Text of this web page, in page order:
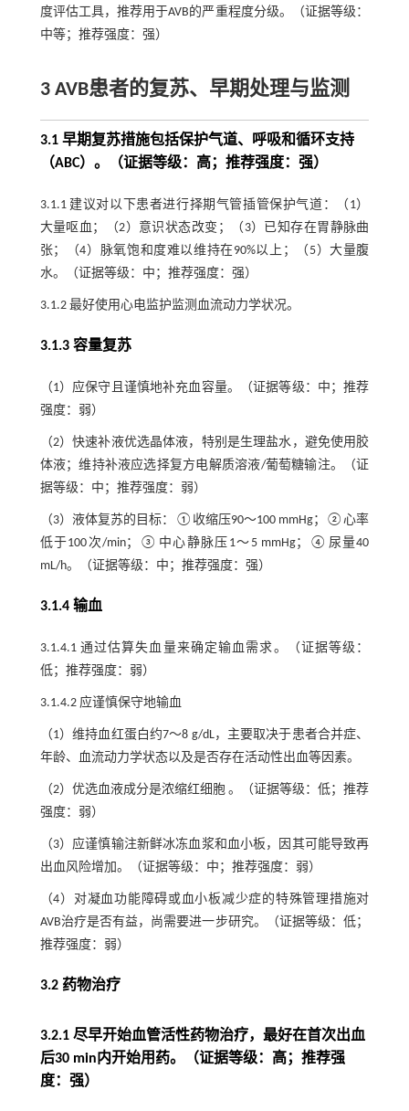
度评估工具，推荐用于AVB的严重程度分级。（证据等级：
中等；推荐强度：强）
3 AVB患者的复苏、早期处理与监测
3.1 早期复苏措施包括保护气道、呼吸和循环支持
（ABC）。（证据等级：高；推荐强度：强）
3.1.1 建议对以下患者进行择期气管插管保护气道：（1）
大量呕血；（2）意识状态改变；（3）已知存在胃静脉曲
张；（4）脉氧饱和度难以维持在90%以上；（5）大量腹
水。（证据等级：中；推荐强度：强）
3.1.2 最好使用心电监护监测血流动力学状况。
3.1.3 容量复苏
（1）应保守且谨慎地补充血容量。（证据等级：中；推荐
强度：弱）
（2）快速补液优选晶体液，特别是生理盐水，避免使用胶
体液；维持补液应选择复方电解质溶液/葡萄糖输注。（证
据等级：中；推荐强度：弱）
（3）液体复苏的目标：①收缩压90～100 mmHg；②心率
低于100次/min；③中心静脉压1～5 mmHg；④尿量40
mL/h。（证据等级：中；推荐强度：强）
3.1.4 输血
3.1.4.1 通过估算失血量来确定输血需求。（证据等级：
低；推荐强度：弱）
3.1.4.2 应谨慎保守地输血
（1）维持血红蛋白约7～8 g/dL，主要取决于患者合并症、
年龄、血流动力学状态以及是否存在活动性出血等因素。
（2）优选血液成分是浓缩红细胞 。（证据等级：低；推荐
强度：弱）
（3）应谨慎输注新鲜冰冻血浆和血小板，因其可能导致再
出血风险增加。（证据等级：中；推荐强度：弱）
（4）对凝血功能障碍或血小板减少症的特殊管理措施对
AVB治疗是否有益，尚需要进一步研究。（证据等级：低；
推荐强度：弱）
3.2 药物治疗
3.2.1 尽早开始血管活性药物治疗，最好在首次出血
后30 min内开始用药。（证据等级：高；推荐强
度：强）